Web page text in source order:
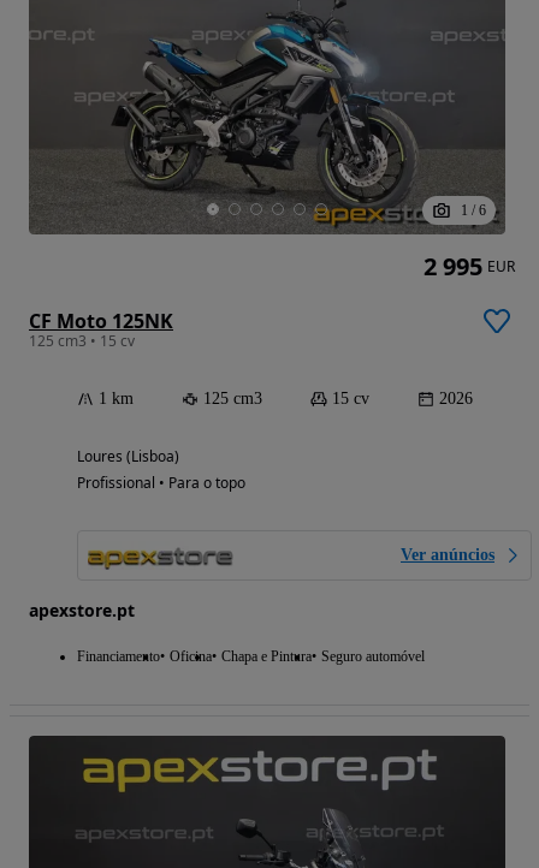
1 / 6
CF Moto 125NK
125 cm3 • 15 cv
1 km 125 cm3 15 cv 2026
Loures (Lisboa)
Profissional • Para o topo
Ver anúncios
apexstore.pt
Financiamento Oficina Chapa e Pintura Seguro automóvel
2 995 EUR